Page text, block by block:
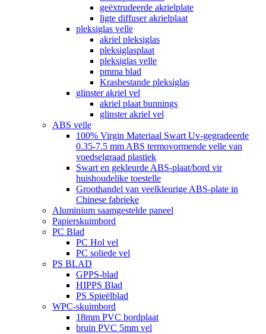
geëxtrudeerde akrielplate
ligte diffuser akrielplaat
pleksiglas velle
akriel pleksiglas
pleksiglasplaat
pleksiglas velle
pmma blad
Krasbestande pleksiglas
glinster akriel vel
akriel plaat bunnings
glinster akriel vel
ABS velle
100% Virgin Materiaal Swart Uv-gegradeerde
0.35-7.5 mm ABS termovormende velle van
voedselgraad plastiek
Swart en gekleurde ABS-plaat/bord vir
huishoudelike toestelle
Groothandel van veelkleurige ABS-plate in
Chinese fabrieke
Aluminium saamgestelde paneel
Papierskuimbord
PC Blad
PC Hol vel
PC soliede vel
PS BLAD
GPPS-blad
HIPPS Blad
PS Spieëlblad
WPC-skuimbord
18mm PVC bordplaat
bruin PVC 5mm vel